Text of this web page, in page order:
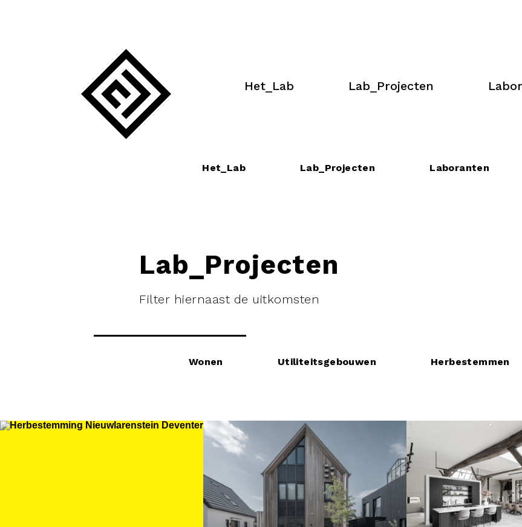
Het_Lab Lab_Projecten
Het_Lab Lab_Projecten Laboranten
Lab_Projecten
Filter hiernaast de uitkomsten
Wonen Utiliteitsgebouwen Herbestemmen
Op je stek geschakeld
woonhuis K8
Luxe
boerderij